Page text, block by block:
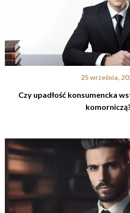
25 września,
Czy upadłość konsumencka